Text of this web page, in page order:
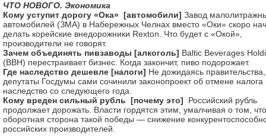
ЧТО НОВОГО. Экономика
Кому уступит дорогу «Ока» [автомобили] Завод
автомобилей (ЗМА) в Набережных Челнах вместо «Оки» скоро
делать корейские внедорожники Rexton. Что будет с «Окой»,
производители не говорят.
Зачем объединять пивзаводы [алкоголь] Baltic Beverages
(ВВН) перестраивает бизнес. Когда закончит, пиво подорожает.
Где наследство дешевле [налоги] Не дожидаясь правительства,
депутаты Госдумы сами сочинили законопроект об отмене налога
наследство со следующего года.
Кому вреден сильный рубль [почему это]
Российский рубль
продолжает дорожать. Власти гордятся этим, умалчивая о том, что
оборотная сторона такой победы — снижение
российских производителей.